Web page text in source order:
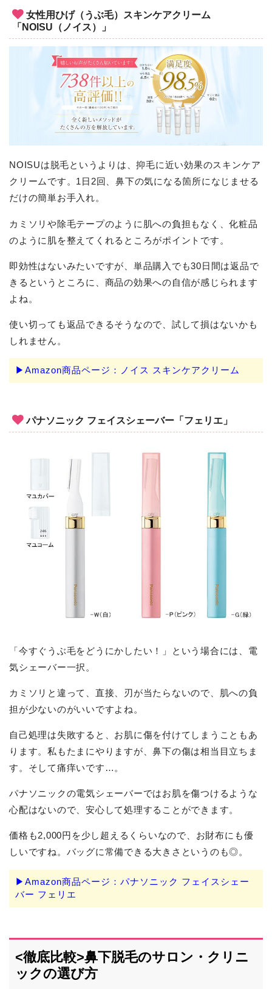
女性用ひげ（うぶ毛）スキンケアクリーム
「NOISU（ノイス）」
NOISUは脱毛というよりは、抑毛に近い効果のスキンケア
クリームです。1日2回、鼻下の気になる箇所になじませる
だけの簡単お手入れ。
カミソリや除毛テープのように肌への負担もなく、化粧品
のように肌を整えてくれるところがポイントです。
即効性はないみたいですが、単品購入でも30日間は返品で
きるというところに、商品の効果への自信が感じられます
よね。
使い切っても返品できるそうなので、試して損はないかも
しれません。
▶Amazon商品ページ：ノイス スキンケアクリーム
パナソニック フェイスシェーバー「フェリエ」
「今すぐうぶ毛をどうにかしたい！」という場合には、電
気シェーバー一択。
カミソリと違って、直接、刃が当たらないので、肌への負
担が少ないのがいいですよね。
自己処理は失敗すると、お肌に傷を付けてしまうこともあ
ります。私もたまにやりますが、鼻下の傷は相当目立ちま
す。そして痛痒いです…。
パナソニックの電気シェーバーではお肌を傷つけるような
心配はないので、安心して処理することができます。
価格も2,000円を少し超えるくらいなので、お財布にも優
しいですね。バッグに常備できる大きさというのも◎。
▶Amazon商品ページ：パナソニック フェイスシェー
バー フェリエ
<徹底比較>鼻下脱毛のサロン・クリニ
ックの選び方